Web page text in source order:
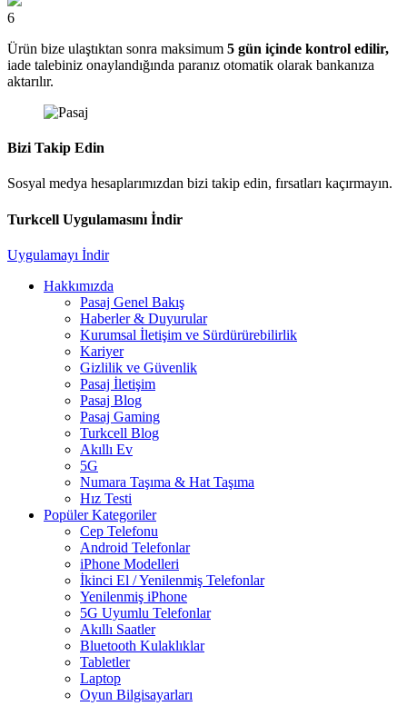
6
Ürün bize ulaştıktan sonra maksimum 5 gün içinde kontrol edilir,
iade talebiniz onaylandığında paranız otomatik olarak bankanıza
aktarılır.
Bizi Takip Edin
Sosyal medya hesaplarımızdan bizi takip edin, fırsatları kaçırmayın.
Turkcell Uygulamasını İndir
Uygulamayı İndir
Hakkımızda
Pasaj Genel Bakış
Haberler & Duyurular
Kurumsal İletişim ve Sürdürürebilirlik
Kariyer
Gizlilik ve Güvenlik
Pasaj İletişim
Pasaj Blog
Pasaj Gaming
Turkcell Blog
Akıllı Ev
5G
Numara Taşıma & Hat Taşıma
Hız Testi
Popüler Kategoriler
Cep Telefonu
Android Telefonlar
iPhone Modelleri
İkinci El / Yenilenmiş Telefonlar
Yenilenmiş iPhone
5G Uyumlu Telefonlar
Akıllı Saatler
Bluetooth Kulaklıklar
Tabletler
Laptop
Oyun Bilgisayarları